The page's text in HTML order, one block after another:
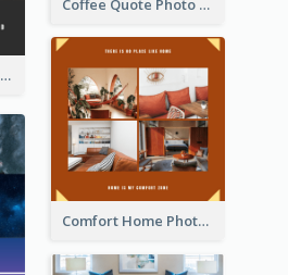
Love Without Limits Photo Collage
Coffee Quote Photo Collage
Comfort Home Photo Collage